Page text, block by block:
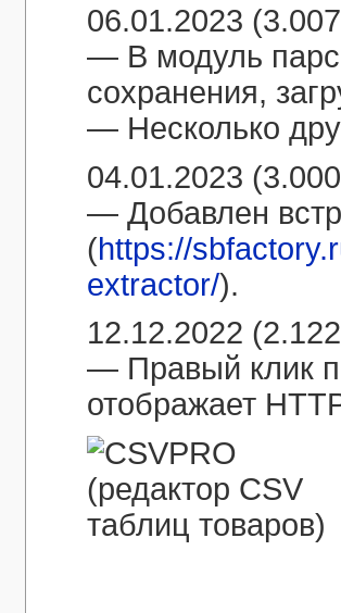
06.01.2023
— В модуль
сохранения,
— Несколько
04.01.2023
— Добавлен
(https://
extractor/).
12.12.2022
— Правый клик
отображает